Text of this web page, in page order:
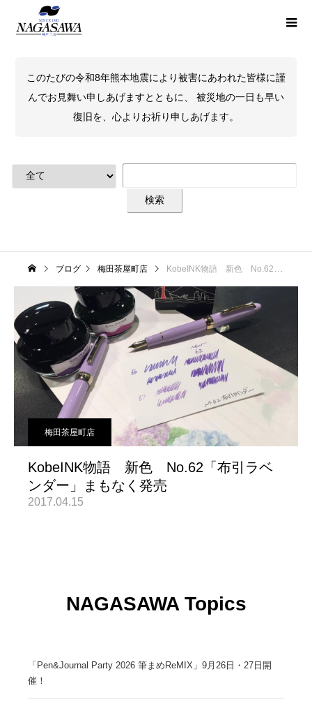
このたびの令和8年熊本地震により被害にあわれた皆様に謹
んでお見舞い申しあげますとともに、 被災地の一日も早い
復旧を、心よりお祈り申しあげます。
ブログ 梅田茶屋町店 KobeINK物語 新色 No.62「布引ラベンダー」まもなく発売
梅田茶屋町店
KobeINK物語 新色 No.62「布引ラベ
ンダー」まもなく発売
2017.04.15
NAGASAWA Topics
「Pen&Journal Party 2026 筆まめReMIX」9月26日・27日開
催！